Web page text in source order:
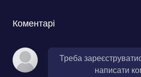
Коментарі
Треба
написати